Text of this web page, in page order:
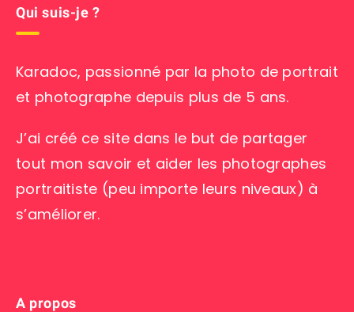
Qui suis-je ?
Karadoc, passionné par la photo de portrait
et photographe depuis plus de 5 ans.
J’ai créé ce site dans le but de partager
tout mon savoir et aider les photographes
portraitiste (peu importe leurs niveaux) à
s’améliorer.
A propos